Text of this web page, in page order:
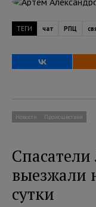
ТЕГИ чат РПЦ
Новости Происшествия
Спасатели
выезжали
сутки